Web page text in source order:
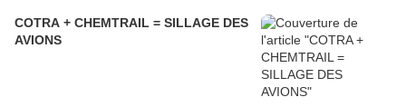
COTRA + CHEMTRAIL = SILLAGE DES
AVIONS